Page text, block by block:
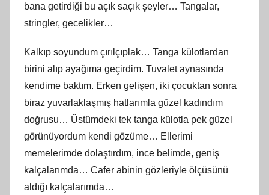
bana getirdiği bu açık saçık şeyler… Tangalar,
stringler, gecelikler…
Kalkıp soyundum çırılçıplak… Tanga külotlardan
birini alıp ayağıma geçirdim. Tuvalet aynasında
kendime baktım. Erken gelişen, iki çocuktan sonra
biraz yuvarlaklaşmış hatlarımla güzel kadındım
doğrusu… Üstümdeki tek tanga külotla pek güzel
görünüyordum kendi gözüme… Ellerimi
memelerimde dolaştırdım, ince belimde, geniş
kalçalarımda… Cafer abinin gözleriyle ölçüsünü
aldığı kalçalarımda…